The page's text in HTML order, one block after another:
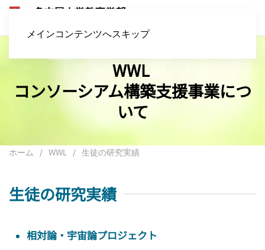
メインコンテンツへスキップ
WWL
コンソーシアム構築支援事業につ
いて
ホーム WWL 生徒の研究実績
生徒の研究実績
相対論・宇宙論プロジェクト